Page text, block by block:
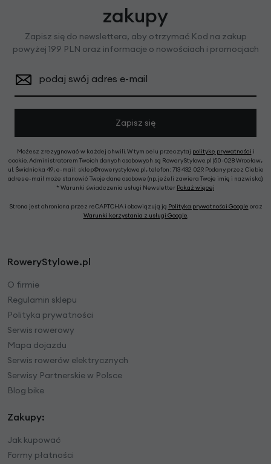
zakupy
Zapisz się do newslettera, aby otrzymać Kod na zakup
powyżej 199 PLN oraz informacje o nowościach i promocjach
podaj swój adres e-mail
Zapisz się
Możesz zrezygnować w każdej chwili. W tym celu przeczytaj politykę prywatności i
cookie. Administratorem Twoich danych osobowych są RoweryStylowe.pl (50-028 Wrocław,
ul. Świdnicka 49; e-mail: sklep@rowerystylowe.pl, telefon: 713 432 029. Podany przez Ciebie
adres e-mail może stanowić Twoje dane osobowe (np. jeżeli zawiera Twoje imię i nazwisko).
* Warunki świadczenia usługi Newsletter Pokaż więcej
Strona jest chroniona przez reCAPTCHA i obowiązują ją Polityka prywatności Google oraz
Warunki korzystania z usługi Google.
RoweryStylowe.pl
O firmie
Regulamin sklepu
Polityka prywatności
Serwis rowerowy
Mapa dojazdu
Serwis rowerów elektrycznych
Serwisy Partnerskie w Polsce
Blog bike
Zakupy:
Jak kupować
Formy płatności